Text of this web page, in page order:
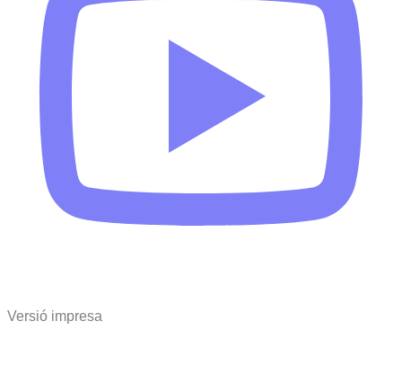
Versió impresa